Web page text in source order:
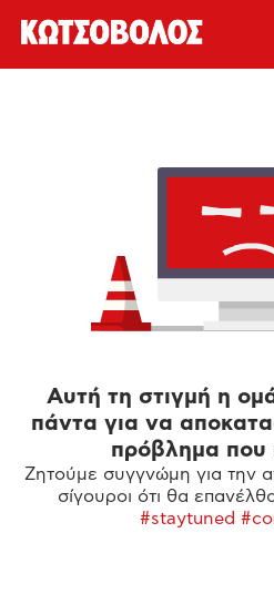
Αυτή τη στιγμή η
πάντα για να
πρόβλημα που
Ζητούμε συγγνώμη για την
σίγουροι ότι θα
#staytuned